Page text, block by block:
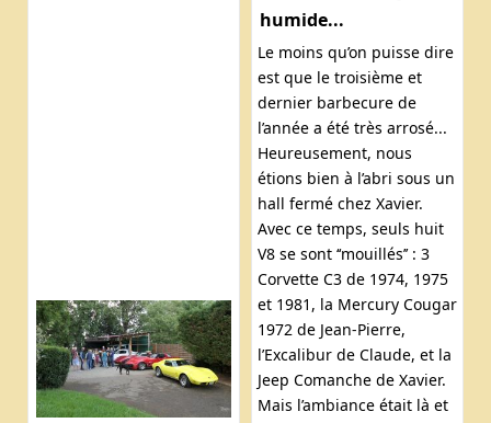
humide...
Le moins qu’on puisse dire
est que le troisième et
dernier barbecure de
l’année a été très arrosé...
Heureusement, nous
étions bien à l’abri sous un
hall fermé chez Xavier.
Avec ce temps, seuls huit
V8 se sont ‘‘mouillés’’ : 3
Corvette C3 de 1974, 1975
et 1981, la Mercury Cougar
1972 de Jean-Pierre,
l’Excalibur de Claude, et la
Jeep Comanche de Xavier.
Mais l’ambiance était là et